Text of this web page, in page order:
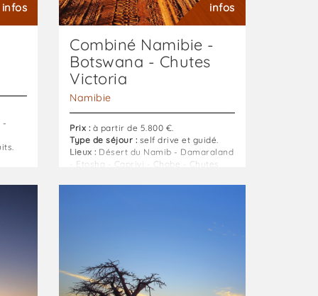
infos
-
à
votre
infos
Combiné Namibie -
Botswana - Chutes
Victoria
Namibie
Prix : à partir de 5.800 €.
Type de séjour : self drive et guidé.
Lieux : Désert du Namib - Damaraland
- Etosha - Caprivi - Chobe - Chutes
Durée du séjour :19 jours / 18 nuits.
Désert
Delta